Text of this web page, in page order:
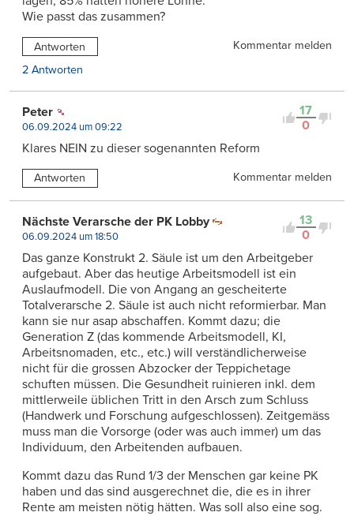
Wie passt das zusammen?
Antworten
Kommentar melden
2 Antworten
17
0
Peter
06.09.2024 um 09:22
Klares NEIN zu dieser sogenannten Reform
Antworten Kommentar melden
13
0
Nächste Verarsche der PK Lobby
06.09.2024 um 18:50
Das ganze Konstrukt 2. Säule ist um den Arbeitgeber
aufgebaut. Aber das heutige Arbeitsmodell ist ein
Auslaufmodell. Die von Angang an gescheiterte
Totalverarsche 2. Säule ist auch nicht reformierbar. Man
kann sie nur asap abschaffen. Kommt dazu; die
Generation Z (das kommende Arbeitsmodell, KI,
Arbeitsnomaden, etc., etc.) will verständlicherweise
nicht für die grossen Abzocker der Teppichetage
schuften müssen. Die Gesundheit ruinieren inkl. dem
mittlerweile üblichen Tritt in den Arsch zum Schluss
(Handwerk und Forschung aufgeschlossen). Zeitgemäss
muss man die Vorsorge (oder was auch immer) um das
Individuum, den Arbeitenden aufbauen.
Kommt dazu das Rund 1/3 der Menschen gar keine PK
haben und das sind ausgerechnet die, die es in ihrer
Rente am meisten nötig hätten. Was soll also eine sog.